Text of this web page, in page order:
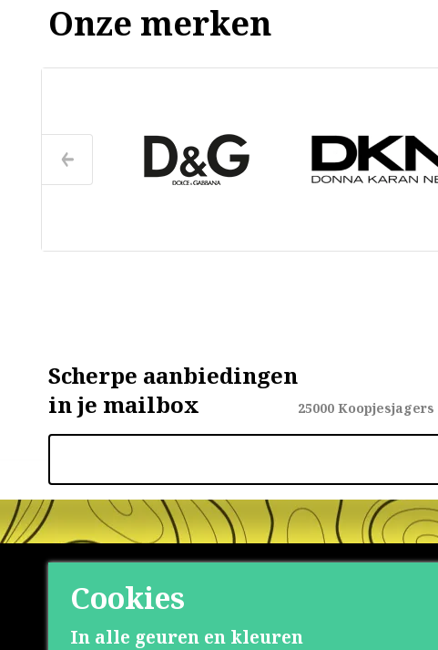
Onze merken
Scherpe aanbiedingen
in je mailbox
25000 Koopjesjagers
Shop
Cookies
In alle geuren en kleuren